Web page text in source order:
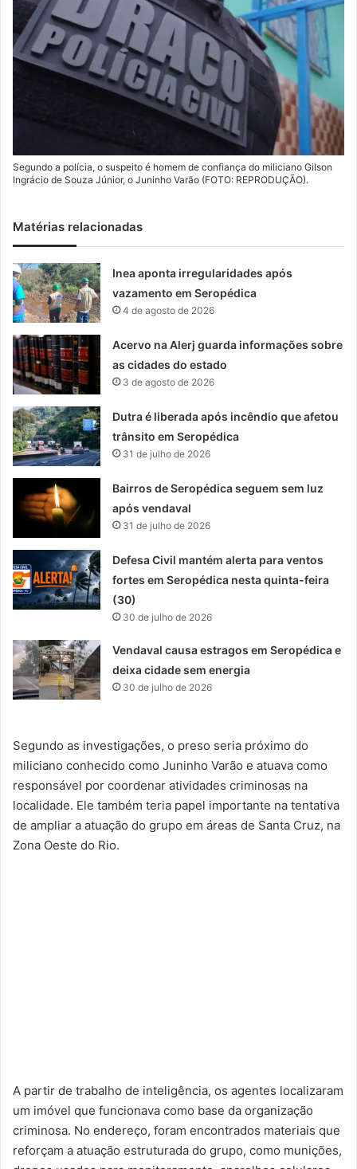
Segundo a polícia, o suspeito é homem de confiança do miliciano Gilson
Ingrácio de Souza Júnior, o Juninho Varão (FOTO: REPRODUÇÃO).
Matérias relacionadas
Inea aponta irregularidades após
vazamento em Seropédica
4 de agosto de 2026
Acervo na Alerj guarda informações sobre
as cidades do estado
3 de agosto de 2026
Dutra é liberada após incêndio que afetou
trânsito em Seropédica
31 de julho de 2026
Bairros de Seropédica seguem sem luz
após vendaval
31 de julho de 2026
Defesa Civil mantém alerta para ventos
fortes em Seropédica nesta quinta-feira
(30)
30 de julho de 2026
Vendaval causa estragos em Seropédica e
deixa cidade sem energia
30 de julho de 2026
Segundo as investigações, o preso seria próximo do
miliciano conhecido como Juninho Varão e atuava como
responsável por coordenar atividades criminosas na
localidade. Ele também teria papel importante na tentativa
de ampliar a atuação do grupo em áreas de Santa Cruz, na
Zona Oeste do Rio.
A partir de trabalho de inteligência, os agentes localizaram
um imóvel que funcionava como base da organização
criminosa. No endereço, foram encontrados materiais que
reforçam a atuação estruturada do grupo, como munições,